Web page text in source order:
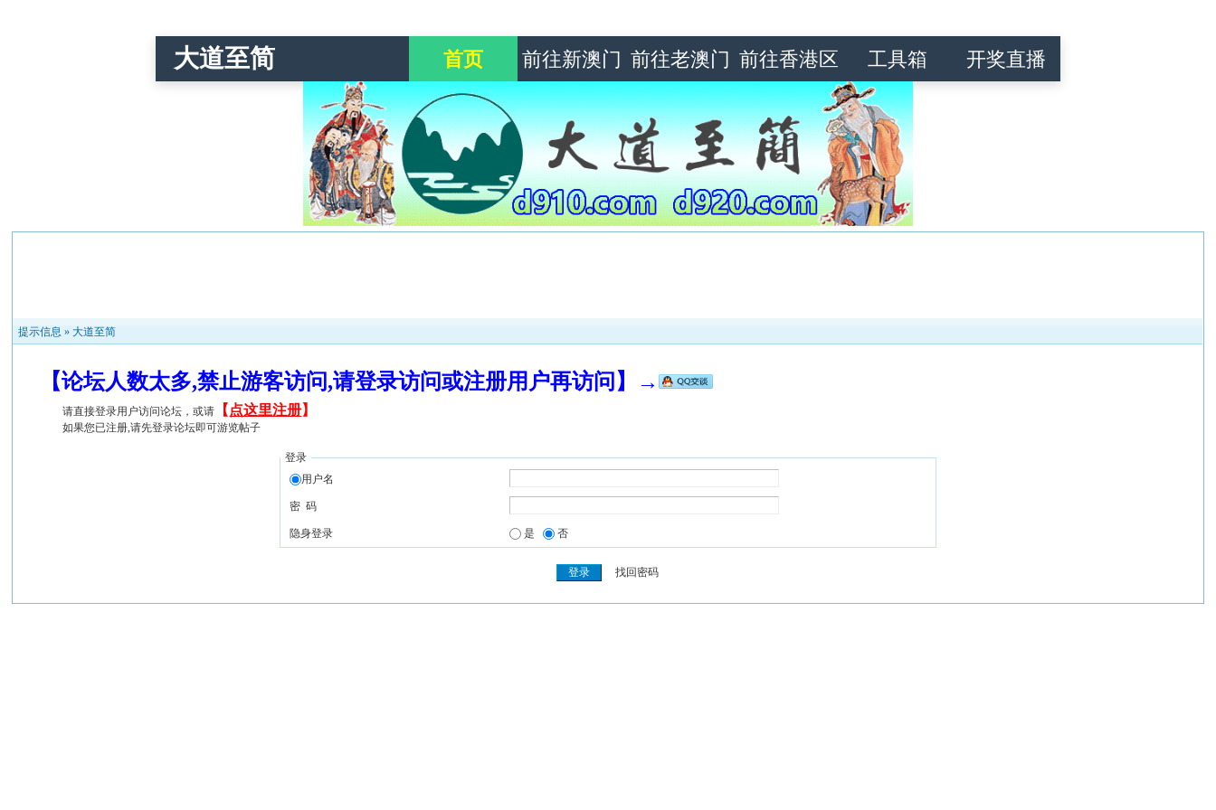
大道至简 首页 前往新澳门 前往老澳门 前往香港区 工具箱 开奖直播
提示信息 » 大道至简
【论坛人数太多,禁止游客访问,请登录访问或注册用户再访问】→
请直接登录用户访问论坛，或请 【 点这里注册】
如果您已注册,请先登录论坛即可游览帖子
登录
用户名
密 码
隐身登录 是 否
找回密码